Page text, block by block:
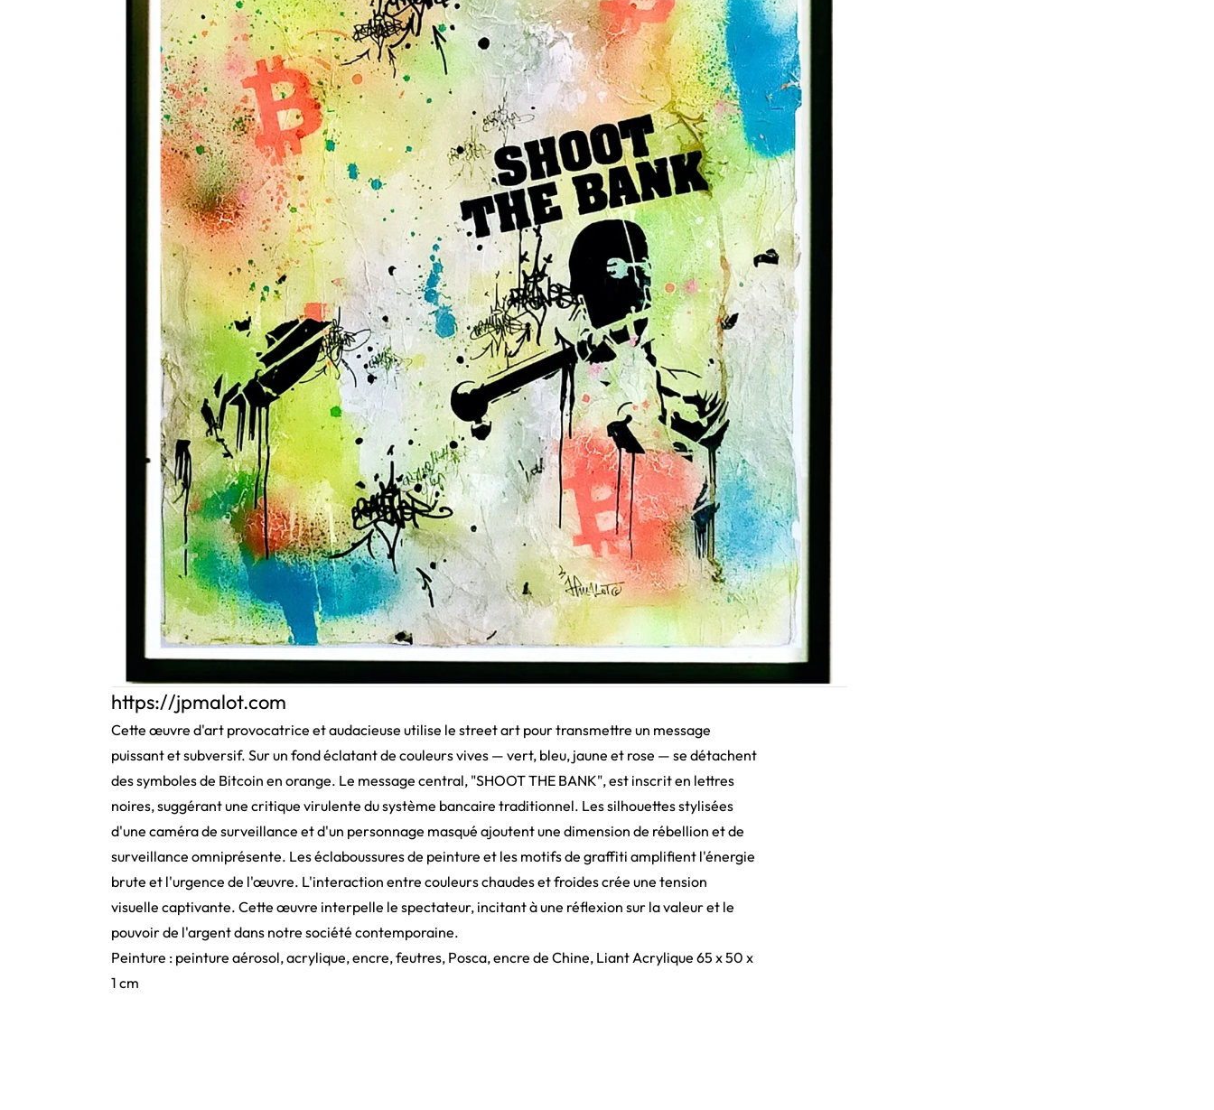
https://jpmalot.com
Cette œuvre d'art provocatrice et audacieuse utilise le street art pour transmettre un message
puissant et subversif. Sur un fond éclatant de couleurs vives — vert, bleu, jaune et rose — se détachent
des symboles de Bitcoin en orange. Le message central, "SHOOT THE BANK", est inscrit en lettres
noires, suggérant une critique virulente du système bancaire traditionnel. Les silhouettes stylisées
d'une caméra de surveillance et d'un personnage masqué ajoutent une dimension de rébellion et de
surveillance omniprésente. Les éclaboussures de peinture et les motifs de graffiti amplifient l'énergie
brute et l'urgence de l'œuvre. L'interaction entre couleurs chaudes et froides crée une tension
visuelle captivante. Cette œuvre interpelle le spectateur, incitant à une réflexion sur la valeur et le
pouvoir de l'argent dans notre société contemporaine.
Peinture : peinture aérosol, acrylique, encre, feutres, Posca, encre de Chine, Liant Acrylique 65 x 50 x
1 cm